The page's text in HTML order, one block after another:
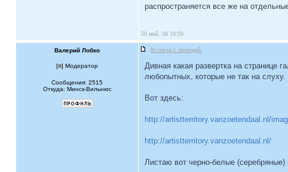
распространяется все же на
20 май, 08 18:59
Валерий Лобко Встреча с легендой.
[ ] Модератор
Сообщения: 2515
Откуда: Минск-Вильнюс
Дивная какая развертка на странице
любопытных, которые не так на
Вот здесь:
http://artistterritory.vanzoetendaal.nl/
http://artistterritory.vanzoetendaal.nl/
Листаю вот черно-белые (серебряные)